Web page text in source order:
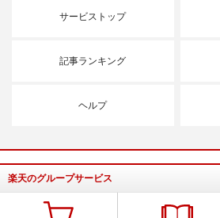
サービストップ
記事ランキング
ヘルプ
楽天のグループサービス